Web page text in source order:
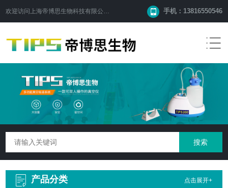
欢迎访问 上海帝博思生物科技有限公司 手机：13816550546
产品分类 点击展开+